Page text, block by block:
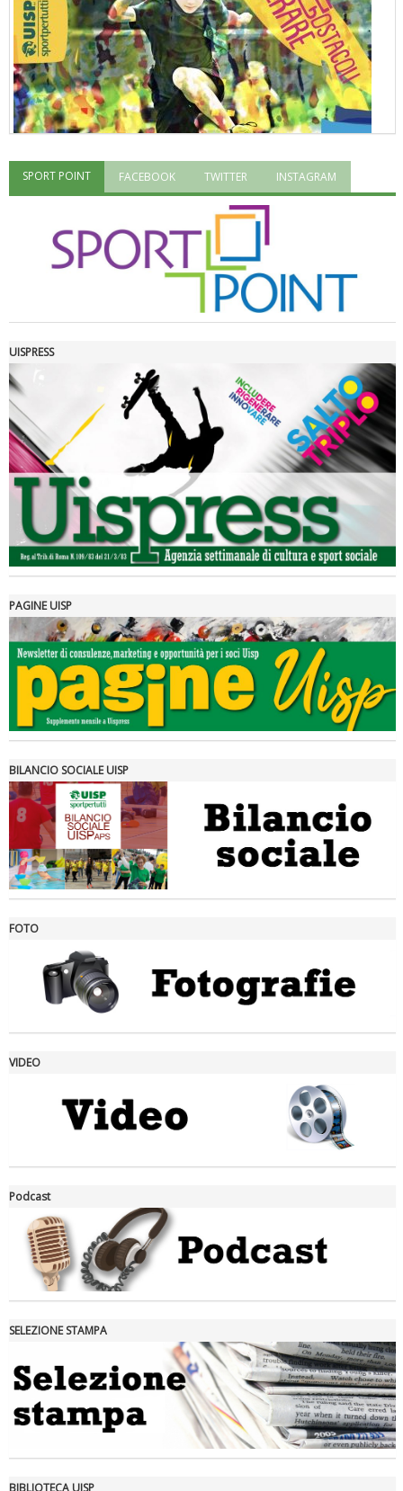
"Superare gli ostacoli": la relazione di Tiziano Pesce al CN Uisp
Luglio 2026: "Pensando con i piedi, si possono fare le
rivoluzioni"
Tiziano Pesce a Radio InBlu2000 traccia il bilancio della stagione
Ddl Lobby, Uisp: “Il Parlamento valorizzi le nostre specificità"
Tiziano Pesce nel Cda di Fondazione Terzjus: prima riunione a
SPORT POINT FACEBOOK TWITTER INSTAGRAM
UISPRESS
PAGINE UISP
BILANCIO SOCIALE UISP
FOTO
VIDEO
Podcast
SELEZIONE STAMPA